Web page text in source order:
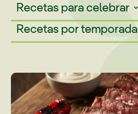
Recetas para celebrar
Recetas por temporada